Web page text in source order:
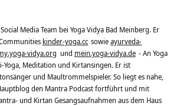
Media Team bei Yoga Vidya Bad Meinberg. Er
kinder-yoga.cc sowieayurveda-
vidya.org und mein.yoga-vidya.de - An Yoga
Meditation und Kirtansingen. Er ist
und Maultrommelspieler. So liegt es nahe,
den Mantra Podcast fortführt und mit
und Kirtan Gesangsaufnahmen aus dem Haus